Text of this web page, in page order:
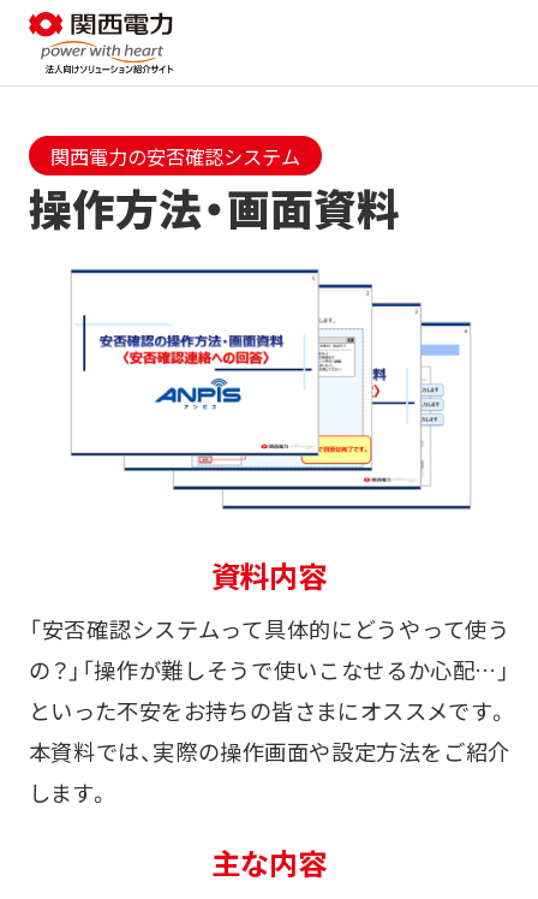
関西電力の安否確認システム
操作方法・画面資料
資料内容
「安否確認システムって具体的にどうやって使う
の？」「操作が難しそうで使いこなせるか心配…」
といった不安をお持ちの皆さまにオススメです。
本資料では、実際の操作画面や設定方法をご紹介
します。
主な内容